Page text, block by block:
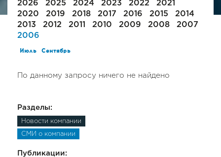
2026 2025 2024 2023 2022
2021
2020
2019 2018 2017 2016 2015
2014
2013
2012 2011 2010 2009 2008
2007
2006
Июль Сентябрь
По данному запросу ничего не найдено
Разделы:
Новости компании
СМИ о компании
Публикации: